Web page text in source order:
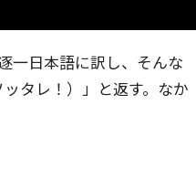
一日本語に訳し、そんな
タレ！）」と返す。なか